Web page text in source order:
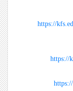
https://
https://